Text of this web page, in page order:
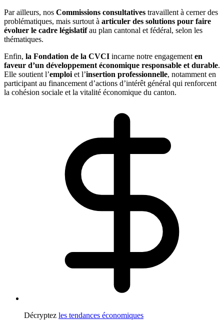
Par ailleurs, nos Commissions consultatives travaillent à cerner des
problématiques, mais surtout à articuler des solutions pour faire
évoluer le cadre législatifau plan cantonal et fédéral, selon les
thématiques.
Enfin, la Fondation de la CVCI incarne notre engagement en
faveur d’un développement économique responsable et durable.
Elle soutient l’emploi et l’insertion professionnelle, notamment en
participant au financement d’actions d’intérêt général qui renforcent
la cohésion sociale et la vitalité économique du canton.
Décryptez les tendances économiques